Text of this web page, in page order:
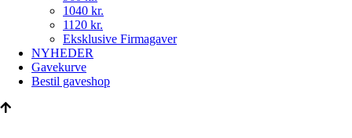
1040 kr.
1120 kr.
Eksklusive Firmagaver
NYHEDER
Gavekurve
Bestil gaveshop